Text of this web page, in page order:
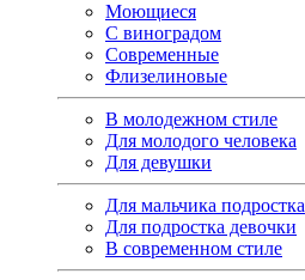
Моющиеся
С виноградом
Современные
Флизелиновые
В молодежном стиле
Для молодого человека
Для девушки
Для мальчика подростка
Для подростка девочки
В современном стиле